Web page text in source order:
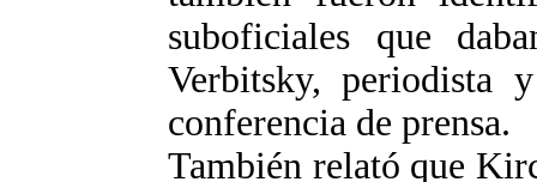
suboficiales que
Verbitsky, periodista
conferencia de prensa.
También relató que